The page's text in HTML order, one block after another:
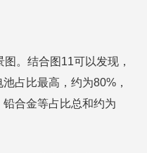
。结合图11可以发现，
占比最高，约为80%，
合金等占比总和约为